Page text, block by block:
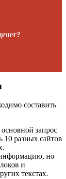
составить
запрос
10 разных сайтов
но
и
текстах.